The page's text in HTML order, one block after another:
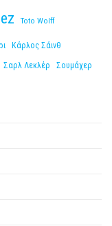
Toto Wolff
Κάρλος Σάινθ
Σαρλ Λεκλέρ Σουμάχερ